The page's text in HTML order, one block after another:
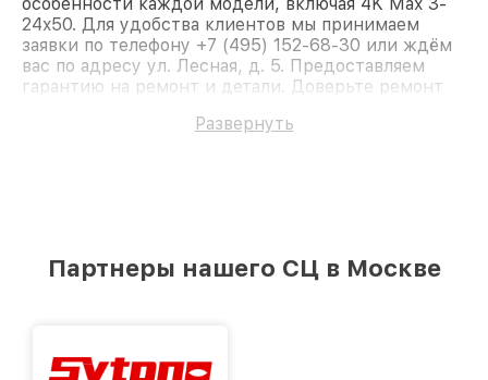
24x50. Для удобства клиентов мы принимаем
заявки по телефону +7 (495) 152-68-30 или ждём
вас по адресу ул. Лесная, д. 5. Предоставляем
гарантию на ремонт и детали. Доверьте ремонт
Развернуть
Партнеры нашего СЦ в Москве